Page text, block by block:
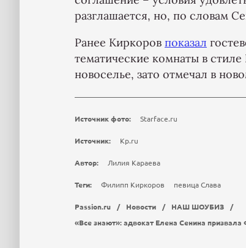
разглашается, но, по словам
Ранее Киркоров показал
тематические комнаты в
новоселье, зато отмечал в
Источник фото: Starface.ru
Источник: Kp.ru
Автор: Лилия Караева
Теги: Филипп Киркоров певица Слава
Passion.ru / Новости / НАШ ШОУБИЗ
/
«Все знают»: адвокат Елена Сенина